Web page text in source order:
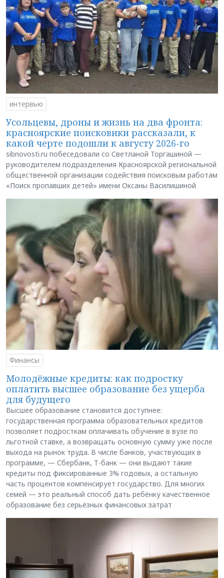
интервью
Усольцевы, дроны и жизнь на два фронта:
красноярские поисковики рассказали, к
какой черте подошли к августу 2026-го
sibnovosti.ru побеседовали со Светланой Торгашиной —
руководителем подразделения Красноярской региональной
общественной организации содействия поисковым работам
«Поиск пропавших детей» имени Оксаны Василишиной
Финансы
Молодёжные кредиты: как подростку
оплатить высшее образование без ущерба
для будущего
Высшее образование становится доступнее:
государственная программа образовательных кредитов
позволяет подросткам оплачивать обучение в вузе по
льготной ставке, а возвращать основную сумму уже после
выхода на рынок труда. В числе банков, участвующих в
программе, — Сбербанк, Т-банк — они выдают такие
кредиты под фиксированные 3% годовых, а остальную
часть процентов компенсирует государство. Для многих
семей — это реальный способ дать ребёнку качественное
образование без серьёзных финансовых затрат